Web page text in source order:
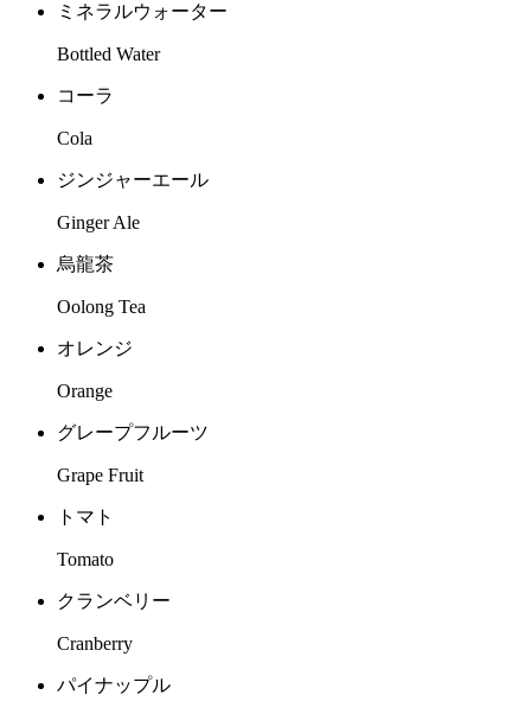
ミネラルウォーター
Bottled Water
コーラ
Cola
ジンジャーエール
Ginger Ale
烏龍茶
Oolong Tea
オレンジ
Orange
グレープフルーツ
Grape Fruit
トマト
Tomato
クランベリー
Cranberry
パイナップル